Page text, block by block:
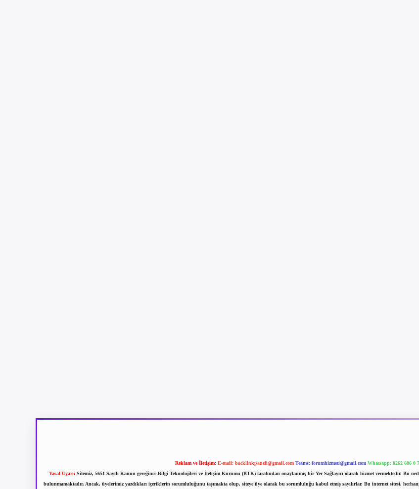
Reklam ve İletişim: E-mail: backlinkpaneli@gmail.com Teams: forumhizmeti@gmail.com Whatsapp: 0262 606 0
Yasal Uyarı: Sitemiz, 5651 Sayılı Kanun gereğince Bilgi Teknolojileri ve İletişim Kurumu (BTK) tarafından onaylanmış bir Yer Sağlayıcı olarak hizmet vermektedir. Bu
bulunmamaktadır. Ancak, üyelerimiz yazdıkları içeriklerin sorumluluğunu taşımakta olup, siteye üye olarak bu sorumluluğu kabul etmiş sayılırlar. Bu internet sitesi,